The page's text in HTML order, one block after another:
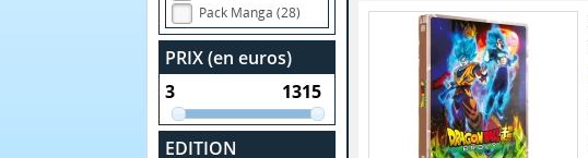
Pack Manga (28)
PRIX (en euros)
EDITION